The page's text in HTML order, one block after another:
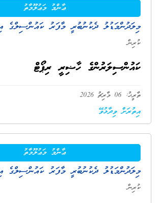
ޢާންމު މަޢުލޫމާތު
މިލަދުންމަޑުލު ދެކުނުބުރީ މާފަރު ކައުންސިލްގެ
ކުރިން
ކައުންސިލަރުންގެ ހާޟިރީ ރިޕޯޓް
ތާރީޚު: 06 މާރިޗު 2026
އިތުރަށް ވިދާޅުވޭ
ޢާންމު މަޢުލޫމާތު
މިލަދުންމަޑުލު ދެކުނުބުރީ މާފަރު ކައުންސިލްގެ
ކުރިން